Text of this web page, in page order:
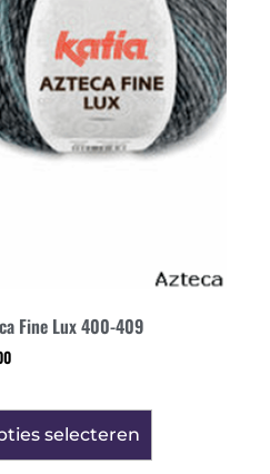
Fine Lux 400-409
selecteren